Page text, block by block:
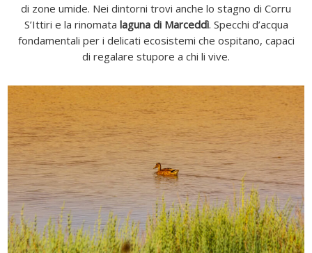
di zone umide. Nei dintorni trovi anche lo stagno di Corru
S’Ittiri e la rinomata laguna di Marceddì. Specchi d’acqua
fondamentali per i delicati ecosistemi che ospitano, capaci
di regalare stupore a chi li vive.